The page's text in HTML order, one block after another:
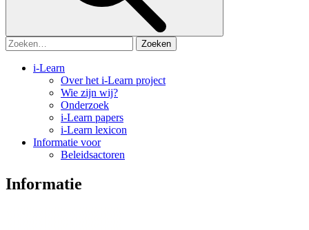
Zoeken:
i-Learn
Over het i-Learn project
Wie zijn wij?
Onderzoek
i-Learn papers
i-Learn lexicon
Informatie voor
Beleidsactoren
Informatie